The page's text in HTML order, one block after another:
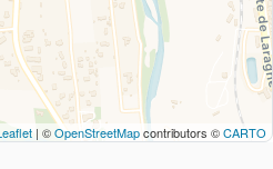
| ©OpenStreetMapcontributors ©CARTO